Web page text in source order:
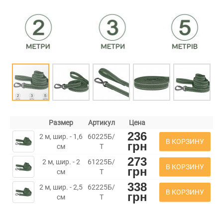
Размер Артикул
Цена
2 м, шир. - 1,6
см
60225Б/
Т
236
грн В КОРЗИНУ
2 м, шир. - 2
см
61225Б/
Т
273
грн В КОРЗИНУ
2 м, шир. - 2,5
см
62225Б/
Т
338
грн В КОРЗИНУ